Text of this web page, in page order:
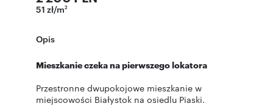
51 zł/m2
Opis
Mieszkanie czeka na pierwszego lokatora
Przestronne dwupokojowe mieszkanie w
miejscowości Białystok na osiedlu Piaski.